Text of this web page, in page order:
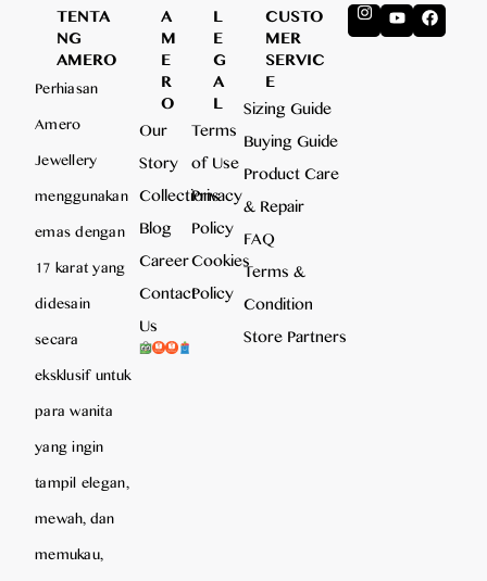
TENTA
NG
AMERO
Perhiasan
Amero
Jewellery
menggunakan
emas dengan
17 karat yang
didesain
secara
eksklusif untuk
para wanita
yang ingin
tampil elegan,
mewah, dan
memukau,
A
M
E
R
O
Our
Story
Collections
Blog
Career
Contact
Us
L
E
G
A
L
Terms
of Use
Privacy
Policy
Cookies
Policy
CUSTO
MER
SERVIC
E
Sizing Guide
Buying Guide
Product Care
& Repair
FAQ
Terms &
Condition
Store Partners